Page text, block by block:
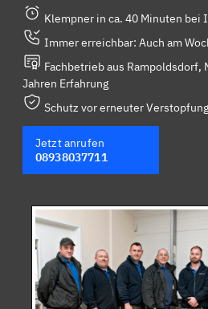
Klempner in ca. 40 Minuten bei
Immer erreichbar: Auch am
Fachbetrieb aus Rampoldsdorf,
Jahren Erfahrung
Schutz vor erneuter
Jetzt anrufen
08938037711